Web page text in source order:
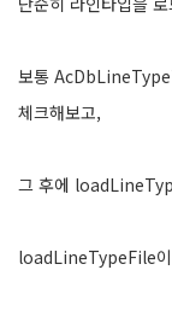
보통
체크해보고,
그 후에
loadLineTypeFile이